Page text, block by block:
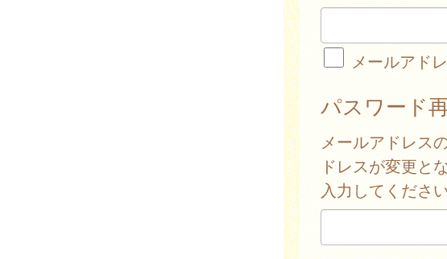
メールアド
パスワード
メールアドレス
ドレスが変更と
入力してください